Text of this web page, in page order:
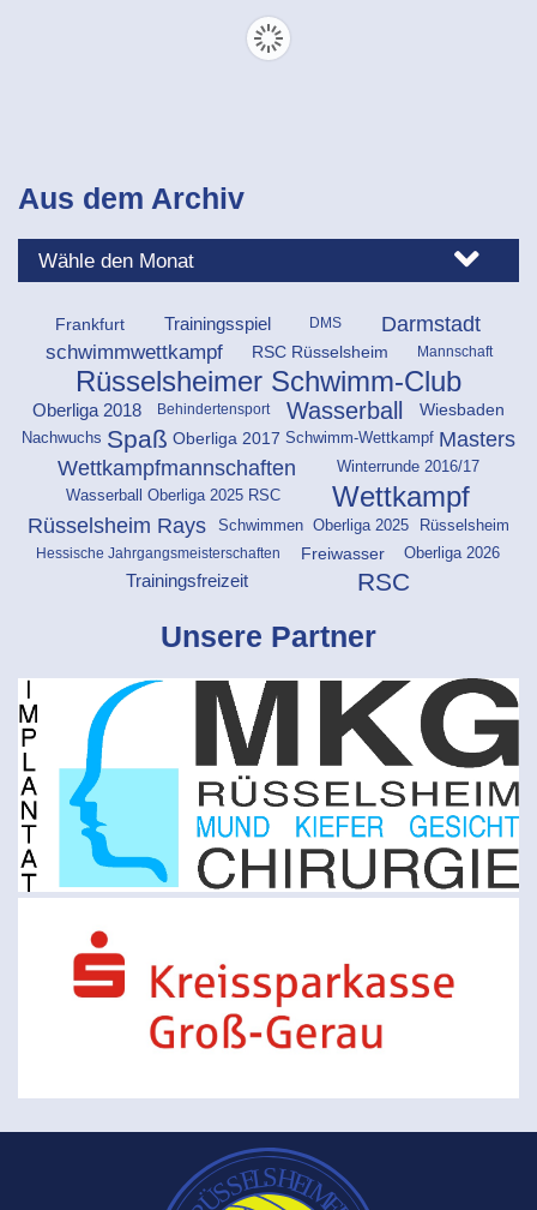
Aus dem Archiv
Frankfurt Trainingsspiel DMS Darmstadt
schwimmwettkampf RSC Rüsselsheim Mannschaft
Rüsselsheimer Schwimm-Club
Oberliga 2018 Behindertensport Wasserball Wiesbaden
Nachwuchs Spaß Oberliga 2017 Schwimm-Wettkampf Masters
Wettkampfmannschaften
Winterrunde 2016/17
Wasserball Oberliga 2025 RSC
Wettkampf
Rüsselsheim Rays Schwimmen Oberliga 2025 Rüsselsheim
Hessische Jahrgangsmeisterschaften Freiwasser Oberliga 2026
Trainingsfreizeit RSC
Unsere Partner